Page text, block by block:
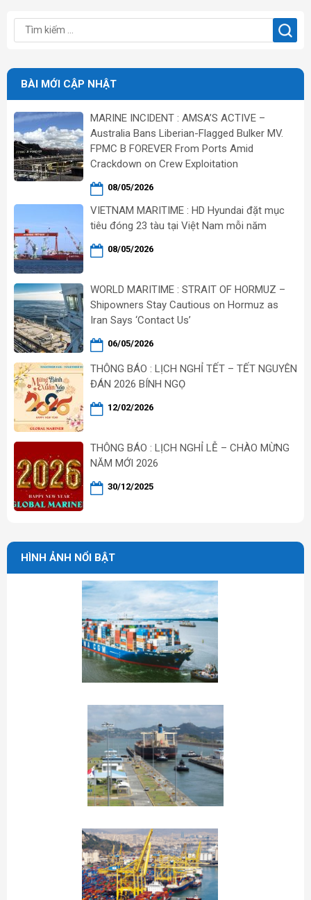
BÀI MỚI CẬP NHẬT
MARINE INCIDENT : AMSA’S ACTIVE –
Australia Bans Liberian-Flagged Bulker MV.
FPMC B FOREVER From Ports Amid
Crackdown on Crew Exploitation
08/05/2026
VIETNAM MARITIME : HD Hyundai đặt mục
tiêu đóng 23 tàu tại Việt Nam mỗi năm
08/05/2026
WORLD MARITIME : STRAIT OF HORMUZ –
Shipowners Stay Cautious on Hormuz as
Iran Says ‘Contact Us’
06/05/2026
THÔNG BÁO : LỊCH NGHỈ TẾT – TẾT NGUYÊN
ĐÁN 2026 BÍNH NGỌ
12/02/2026
THÔNG BÁO : LỊCH NGHỈ LỄ – CHÀO MỪNG
NĂM MỚI 2026
30/12/2025
HÌNH ẢNH NỔI BẬT